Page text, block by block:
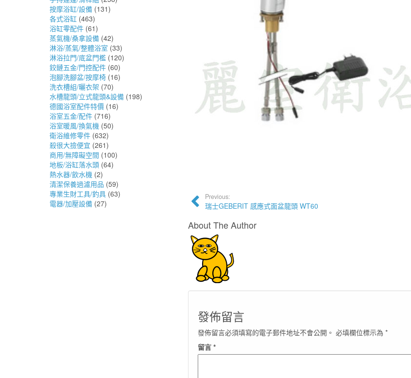
按摩浴缸/設備 (131)
各式浴缸 (463)
浴缸零配件 (61)
蒸氣機/桑拿設備 (42)
淋浴/蒸氣/整體浴室 (33)
淋浴拉門/底盆門檻 (120)
鉸鏈五金/門控配件 (60)
泡腳洗腳盆/按摩椅 (16)
洗衣槽組/曬衣架 (70)
水槽龍頭/立式龍頭&設備 (198)
德國浴室配件特價 (16)
浴室五金/配件 (716)
浴室暖風/換氣機 (50)
衛浴維修零件 (632)
殺很大撿便宜 (261)
商用/無障礙空間 (100)
地板/浴缸落水頭 (64)
熱水器/飲水機 (2)
清潔保養過濾用品 (59)
專業生財工具/釣具 (63)
電器/加壓設備 (27)
Previous:
瑞士GEBERIT 感應式面盆龍頭 WT60
About The Author
發佈留言
發佈留言必須填寫的電子郵件地址不會公開。 必填欄位標示為 *
留言 *